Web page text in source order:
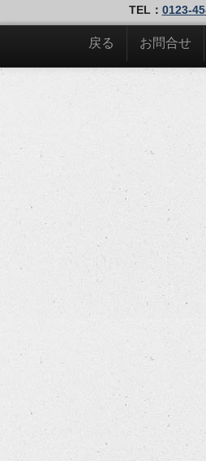
TEL： 0123-
戻る お問合せ